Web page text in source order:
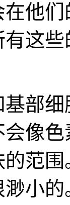
他
这
基部细
像
范
小